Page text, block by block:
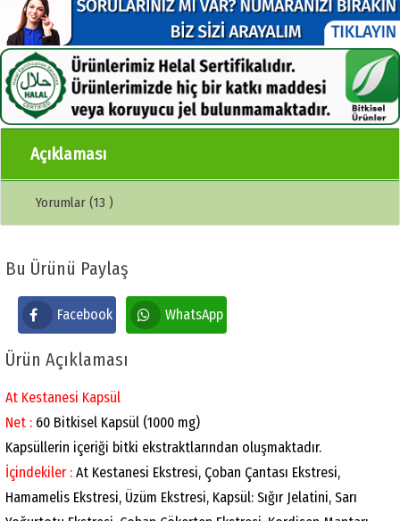
Açıklaması
Yorumlar (13 )
Bu Ürünü Paylaş
Facebook WhatsApp
Ürün Açıklaması
At Kestanesi Kapsül
Net : 60 Bitkisel Kapsül (1000 mg)
Kapsüllerin içeriği bitki ekstraktlarından oluşmaktadır.
İçindekiler : At Kestanesi Ekstresi, Çoban Çantası Ekstresi,
Hamamelis Ekstresi, Üzüm Ekstresi, Kapsül: Sığır Jelatini, Sarı